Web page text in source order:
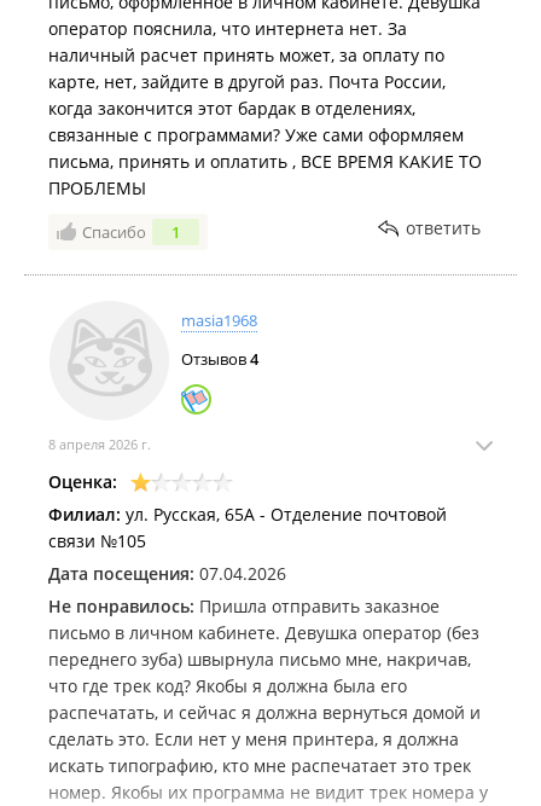
оператор пояснила, что интернета нет. За
наличный расчет принять может, за оплату по
карте, нет, зайдите в другой раз. Почта России,
когда закончится этот бардак в отделениях,
связанные с программами? Уже сами оформляем
письма, принять и оплатить , ВСЕ ВРЕМЯ КАКИЕ ТО
ПРОБЛЕМЫ
Спасибо 1 ответить
masia1968
Отзывов4
8 апреля 2026 г.
Оценка:
Филиал: ул. Русская, 65А - Отделение почтовой
связи №105
Дата посещения: 07.04.2026
Не понравилось: Пришла отправить заказное
письмо в личном кабинете. Девушка оператор (без
переднего зуба) швырнула письмо мне, накричав,
что где трек код? Якобы я должна была его
распечатать, и сейчас я должна вернуться домой и
сделать это. Если нет у меня принтера, я должна
искать типографию, кто мне распечатает это трек
номер. Якобы их программа не видит трек номера у